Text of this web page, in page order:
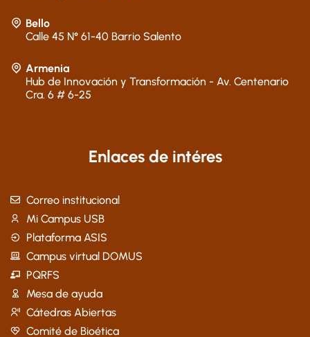
Bello
Calle 45 N° 61-40 Barrio Salento
Armenia
Hub de Innovación y Transformación - Av. Centenario
Cra. 6 # 6-25
Enlaces de intéres
Correo institucional
Mi Campus USB
Plataforma ASIS
Campus virtual DOMUS
PQRFS
Mesa de ayuda
Cátedras Abiertas
Comité de Bioética